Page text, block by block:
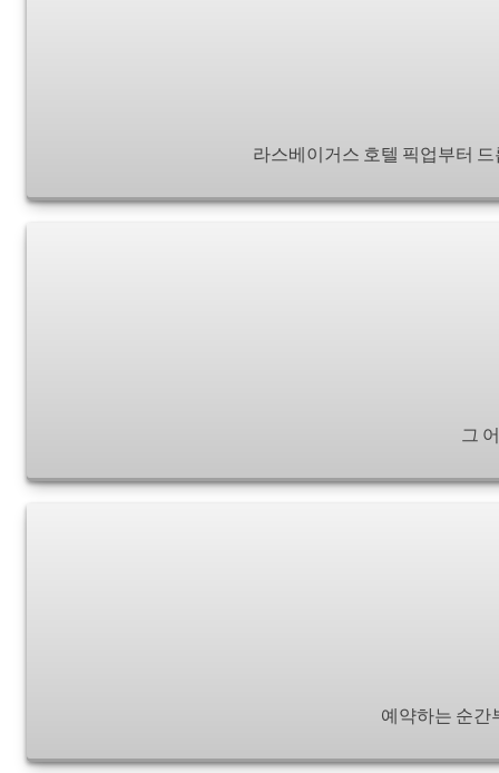
라스베이거스 호텔 픽업부터
그
예약하는 순간